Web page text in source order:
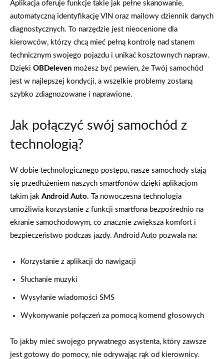
Aplikacja oferuje funkcje takie jak pełne skanowanie,
automatyczną identyfikację VIN oraz mailowy dziennik danych
diagnostycznych. To narzędzie jest nieocenione dla
kierowców, którzy chcą mieć pełną kontrolę nad stanem
technicznym swojego pojazdu i unikać kosztownych napraw.
Dzięki OBDeleven możesz być pewien, że Twój samochód
jest w najlepszej kondycji, a wszelkie problemy zostaną
szybko zdiagnozowane i naprawione.
Jak połączyć swój samochód z
technologią?
W dobie technologicznego postępu, nasze samochody stają
się przedłużeniem naszych smartfonów dzięki aplikacjom
takim jak Android Auto. Ta nowoczesna technologia
umożliwia korzystanie z funkcji smartfona bezpośrednio na
ekranie samochodowym, co znacznie zwiększa komfort i
bezpieczeństwo podczas jazdy. Android Auto pozwala na:
Korzystanie z aplikacji do nawigacji
Słuchanie muzyki
Wysyłanie wiadomości SMS
Wykonywanie połączeń za pomocą komend głosowych
To jakby mieć swojego prywatnego asystenta, który zawsze
jest gotowy do pomocy, nie odrywając rąk od kierownicy.